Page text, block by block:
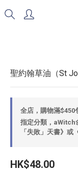
聖約翰草油（St
全店，購物滿$450
指定分類，
「失敗」天書》或
HK$48.00